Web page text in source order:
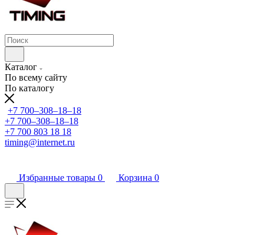
Каталог
По всему сайту
По каталогу
+7 700‒308‒18‒18
+7 700‒308‒18‒18
+7 700 803 18 18
timing@internet.ru
Избранные товары 0 Корзина 0